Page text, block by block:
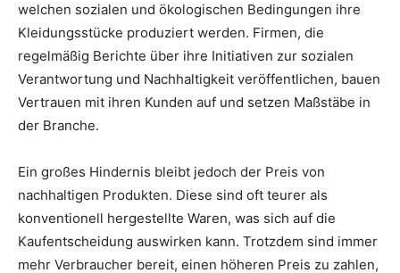
welchen sozialen und ökologischen Bedingungen ihre
Kleidungsstücke produziert werden. Firmen, die
regelmäßig Berichte über ihre Initiativen zur sozialen
Verantwortung und Nachhaltigkeit veröffentlichen, bauen
Vertrauen mit ihren Kunden auf und setzen Maßstäbe in
der Branche.
Ein großes Hindernis bleibt jedoch der Preis von
nachhaltigen Produkten. Diese sind oft teurer als
konventionell hergestellte Waren, was sich auf die
Kaufentscheidung auswirken kann. Trotzdem sind immer
mehr Verbraucher bereit, einen höheren Preis zu zahlen,